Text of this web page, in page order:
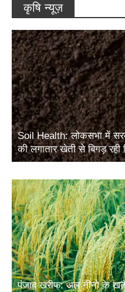
कृषि न्यूज़
Soil Health: लोकसभा में
की लगातार खेती से बिगड़ रही
पंजाब खरीफ: अल नीनो के